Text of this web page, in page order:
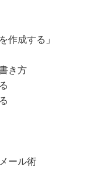
作成する」
き方
ール術